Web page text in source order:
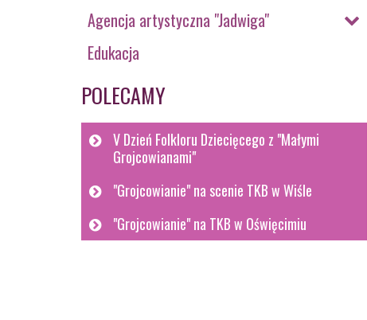
Agencja artystyczna "Jadwiga"
Edukacja
POLECAMY
V Dzień Folkloru Dziecięcego z "Małymi
Grojcowianami"
"Grojcowianie" na scenie TKB w Wiśle
"Grojcowianie" na TKB w Oświęcimiu